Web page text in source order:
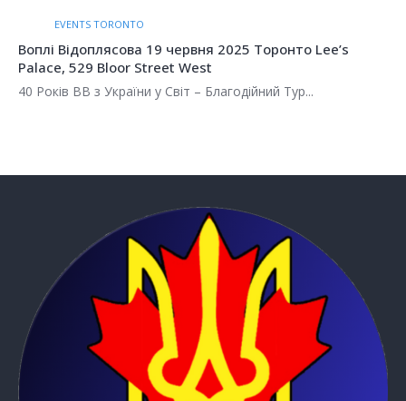
2025 Торонто Lee’s
– Благодійний Тур...
Воплі Відоплясова 18
40 Років ВВ з України у